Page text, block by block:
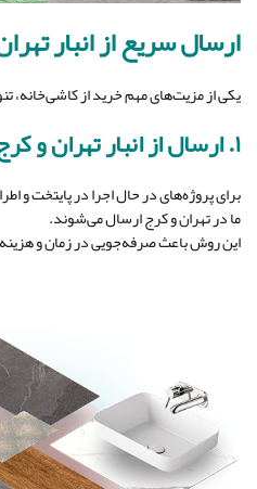
ارسال سریع از انبار
یکی از مزیت‌های مهم خرید از
۱. ارسال از انبار تهران و کرج
برای پروژه‌های در حال اجرا در پایتخت و
ما در تهران و کرج ارسال می‌شوند.
این روش باعث صرفه‌جویی در زمان و